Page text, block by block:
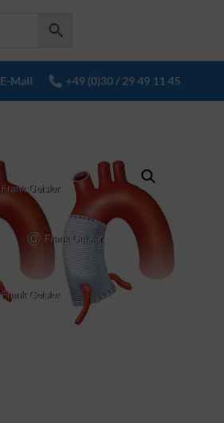
E-Mail +49 (0)30 / 29 49 11 45